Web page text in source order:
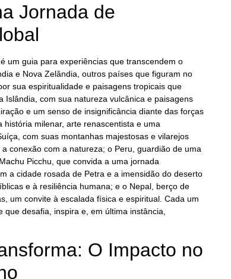
Jornada de
um guia para experiências que transcendem o
e Nova Zelândia, outros países que figuram no
sua espiritualidade e paisagens tropicais que
Islândia, com sua natureza vulcânica e paisagens
e um senso de insignificância diante das forças
milenar, arte renascentista e uma
com suas montanhas majestosas e vilarejos
conexão com a natureza; o Peru, guardião de uma
Picchu, que convida a uma jornada
a cidade rosada de Petra e a imensidão do deserto
e à resiliência humana; e o Nepal, berço de
um convite à escalada física e espiritual. Cada um
desafia, inspira e, em última instância,
O Impacto no